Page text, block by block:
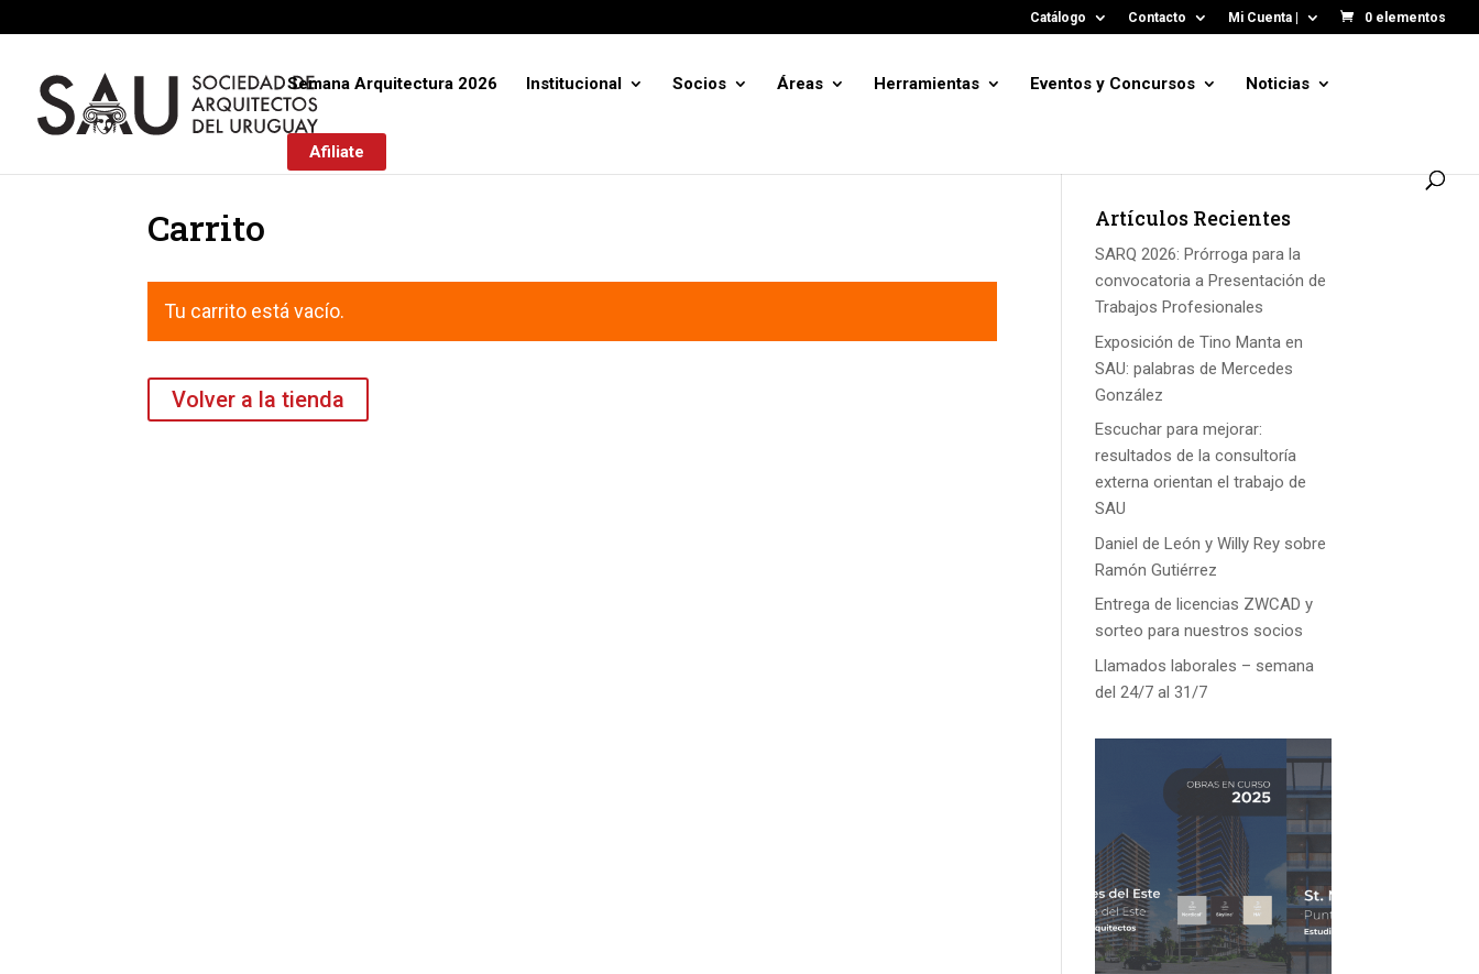
Catálogo Contacto Mi Cuenta | 0 elementos
Semana Arquitectura 2026 Institucional Socios Áreas Herramientas Eventos y Concursos Noticias
Afiliate
Carrito
Tu carrito está vacío.
Volver a la tienda
Artículos Recientes
SARQ 2026: Prórroga para la
convocatoria a Presentación de
Trabajos Profesionales
Exposición de Tino Manta en
SAU: palabras de Mercedes
González
Escuchar para mejorar:
resultados de la consultoría
externa orientan el trabajo de
SAU
Daniel de León y Willy Rey sobre
Ramón Gutiérrez
Entrega de licencias ZWCAD y
sorteo para nuestros socios
Llamados laborales – semana
del 24/7 al 31/7